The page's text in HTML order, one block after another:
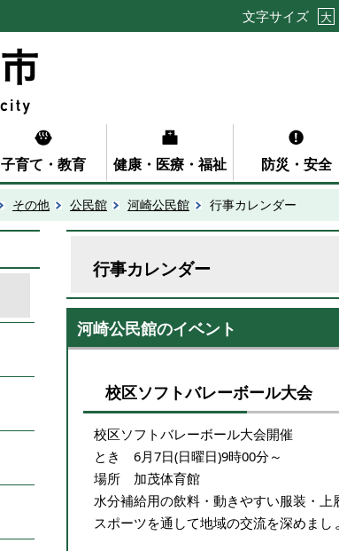
文字サイズ 大
子育て・教育 健康・医療・福祉 防災・安全
その他 公民館 河崎公民館 行事カレンダー
行事カレンダー
河崎公民館のイベント
校区ソフトバレーボール大会
校区ソフトバレーボール大会開催
とき 6月7日(日曜日)9時00分～
場所 加茂体育館
水分補給用の飲料・動きやすい服装・上
スポーツを通して地域の交流を深めまし